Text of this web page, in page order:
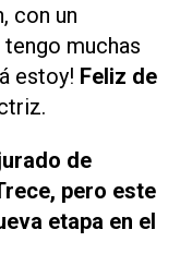
con un
muchas
estoy! Feliz de
de
, pero este
etapa en el